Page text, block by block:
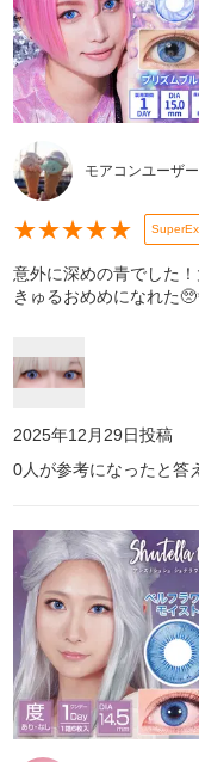
モアコンユーザ
★★★★★
意外に深めの青でした
きゅるおめめになれた
2025年12月29日投稿
0人が参考になったと答